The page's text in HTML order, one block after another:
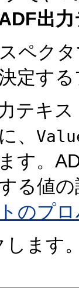
ADF出
ペク
定す
テキ
、
す。
る値
のプ
します